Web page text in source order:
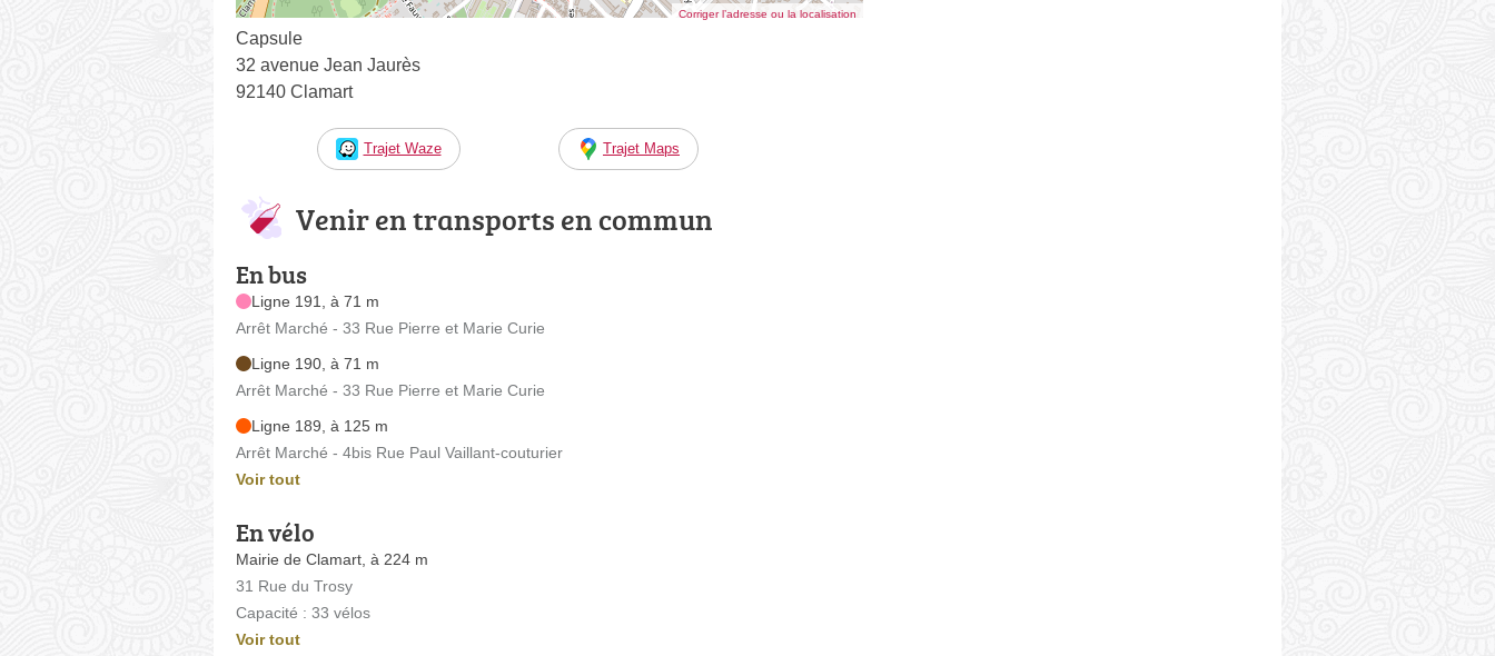
Corriger l’adresse ou la localisation
Capsule
32 avenue Jean Jaurès
92140 Clamart
Trajet Waze Trajet Maps
Venir en transports en commun
En bus
Ligne 191, à 71 m
Arrêt Marché - 33 Rue Pierre et Marie Curie
Ligne 190, à 71 m
Arrêt Marché - 33 Rue Pierre et Marie Curie
Ligne 189, à 125 m
Arrêt Marché - 4bis Rue Paul Vaillant-couturier
Voir tout
En vélo
Mairie de Clamart, à 224 m
31 Rue du Trosy
Capacité : 33 vélos
Voir tout